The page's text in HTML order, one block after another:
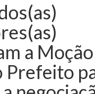
a
Prefeito